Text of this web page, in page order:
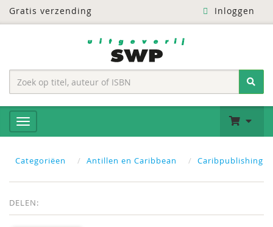
Gratis verzending Inloggen
Categoriëen Antillen en Caribbean Caribpublishing
DELEN: